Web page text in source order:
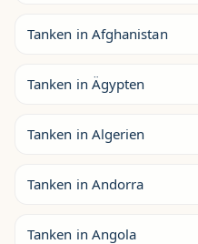
Tanken in Afghanistan
Tanken in Ägypten
Tanken in Algerien
Tanken in Andorra
Tanken in Angola